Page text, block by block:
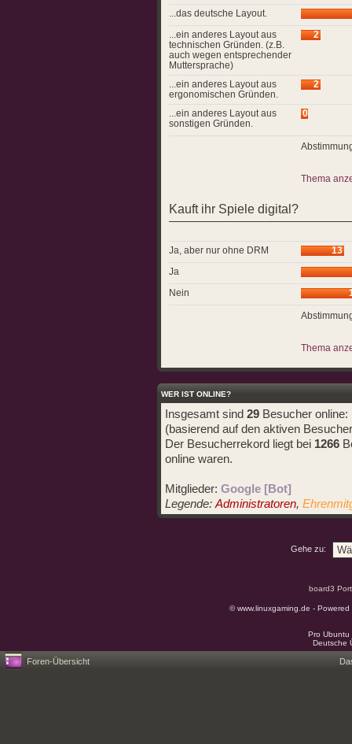
...das deutsche Layout.
...ein anderes Layout aus
technischen Gründen. (z.B.
auch wegen entsprechender
Muttersprache)
2
...ein anderes Layout aus
ergonomischen Gründen.
2
...ein anderes Layout aus
sonstigen Gründen.
0
Thema
Kauft ihr Spiele digital?
Ja, aber nur ohne DRM
13
Ja
Nein
Thema
WER IST ONLINE?
Insgesamt sind 29 Besucher
(basierend auf den aktiven
Der Besucherrekord liegt bei 1266
online waren.
Mitglieder: Google [Bot]
Legende: Administratoren,
Gehe zu:
board3
© www.linuxgaming.de -
Pro
Deutsche
Foren-Übersicht